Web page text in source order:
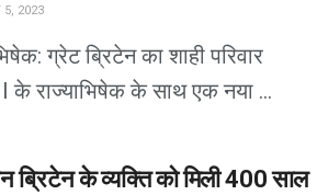
5, 2023
ग्रेट ब्रिटेन का शाही परिवार
के राज्याभिषेक के साथ एक नया ...
ब्रिटेन के व्यक्ति को मिली 400 साल